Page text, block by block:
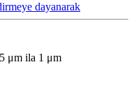
dayanarak
μm ila 1 μm